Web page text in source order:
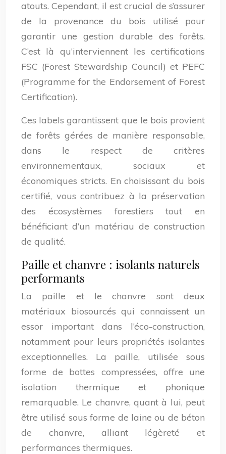
atouts. Cependant, il est crucial de s’assurer
de la provenance du bois utilisé pour
garantir une gestion durable des forêts.
C’est là qu’interviennent les certifications
FSC (Forest Stewardship Council) et PEFC
(Programme for the Endorsement of Forest
Certification).
Ces labels garantissent que le bois provient
de forêts gérées de manière responsable,
dans le respect de critères
environnementaux, sociaux et
économiques stricts. En choisissant du bois
certifié, vous contribuez à la préservation
des écosystèmes forestiers tout en
bénéficiant d’un matériau de construction
de qualité.
Paille et chanvre : isolants naturels
performants
La paille et le chanvre sont deux
matériaux biosourcés qui connaissent un
essor important dans l’éco-construction,
notamment pour leurs propriétés isolantes
exceptionnelles. La paille, utilisée sous
forme de bottes compressées, offre une
isolation thermique et phonique
remarquable. Le chanvre, quant à lui, peut
être utilisé sous forme de laine ou de béton
de chanvre, alliant légèreté et
performances thermiques.